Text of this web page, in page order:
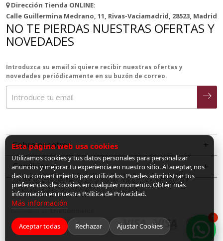
Dirección Tienda ONLINE:
Calle Guillermina Medrano, 11, Rivas-Vaciamadrid, 28523, Madrid
NO TE PIERDAS NUESTRAS OFERTAS Y
NOVEDADES
Introduzca su email si quiere recibir nuestras ofertas y
novedades periódicamente en su buzón de correo.
Sobre nosotros
Condiciones
LiveCommerce
1
Esta página web usa cookies
Utilizamos cookies y tus datos personales para personalizar
anuncios y mejorar tu experiencia en nuestro sitio. Al aceptar, nos
das tu consentimiento para utilizarlos. Puedes administrar tus
preferencias de cookies en cualquier momento. Obtén más
información en nuestra Política de Privacidad.
Más información
Aceptar todas Rechazar Ajustar Cookies